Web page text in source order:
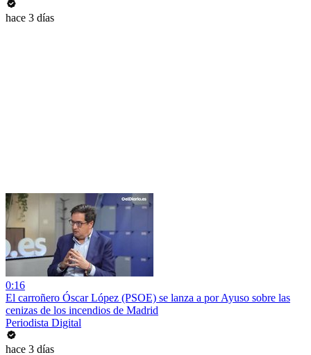
hace 3 días
0:16
El carroñero Óscar López (PSOE) se lanza a por Ayuso sobre las
cenizas de los incendios de Madrid
Periodista Digital
hace 3 días